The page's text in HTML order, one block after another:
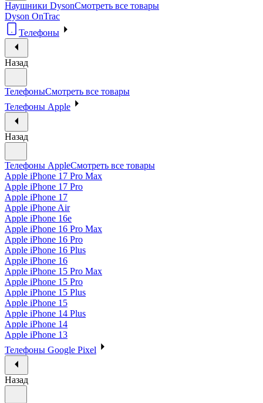
Наушники DysonСмотреть все товары
Dyson OnTrac
Телефоны
Назад
ТелефоныСмотреть все товары
Телефоны Apple
Назад
Телефоны AppleСмотреть все товары
Apple iPhone 17 Pro Max
Apple iPhone 17 Pro
Apple iPhone 17
Apple iPhone Air
Apple iPhone 16e
Apple iPhone 16 Pro Max
Apple iPhone 16 Pro
Apple iPhone 16 Plus
Apple iPhone 16
Apple iPhone 15 Pro Max
Apple iPhone 15 Pro
Apple iPhone 15 Plus
Apple iPhone 15
Apple iPhone 14 Plus
Apple iPhone 14
Apple iPhone 13
Телефоны Google Pixel
Назад